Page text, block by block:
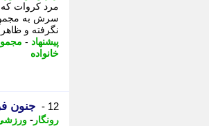
مرد کروات که
سرش به
نگرفته و
پیشنهاد -
خانواده
12 - جنون
رونگار -